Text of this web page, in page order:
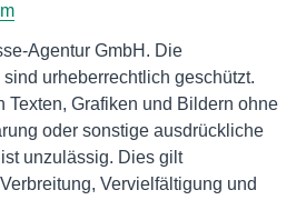
Agentur GmbH. Die
urheberrechtlich geschützt.
Texten, Grafiken und Bildern ohne
oder sonstige ausdrückliche
unzulässig. Dies gilt
Vervielfältigung und